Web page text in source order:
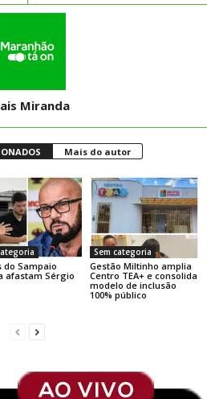
Miranda
Mais do autor
do Sampaio
afastam Sérgio
Sem categoria
Gestão Miltinho amplia
Centro TEA+ e consolida
modelo de inclusão
100% público